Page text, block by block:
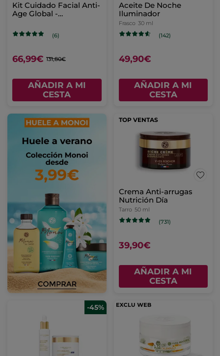
Kit Cuidado Facial Anti-
Age Global -
(6)
66,99€ 131,80€
AÑADIR A MI
CESTA
Aceite De Noche
Iluminador
Frasco 30 ml
(142)
49,90€
AÑADIR A MI
CESTA
TOP VENTAS
Crema Anti-arrugas
Nutrición Día
Tarro 50 ml
(731)
39,90€
AÑADIR A MI
CESTA
-45%